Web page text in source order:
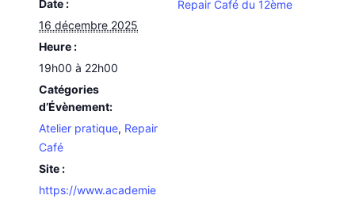
Date :
16 décembre 2025
Heure :
19h00 à 22h00
Catégories
d’Évènement:
Atelier pratique, Repair
Café
Site :
https://www.academie
Repair Café du 12ème